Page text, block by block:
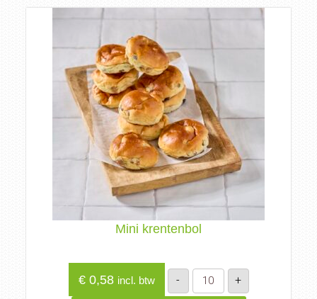
Mini krentenbol
€0,58 incl. btw -
Mini
krentenbol
aantal
+